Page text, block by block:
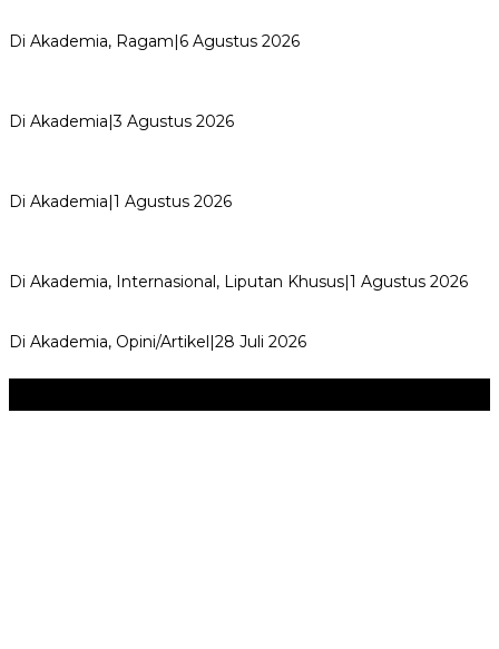
Di Akademia, Ragam|6 Agustus 2026
Di Akademia|3 Agustus 2026
Di Akademia|1 Agustus 2026
Di Akademia, Internasional, Liputan Khusus|1 Agustus 2026
Di Akademia, Opini/Artikel|28 Juli 2026